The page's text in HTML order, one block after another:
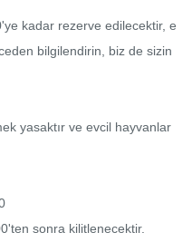
bilgilendirin, biz de sizin
sonra kilitlenecektir.